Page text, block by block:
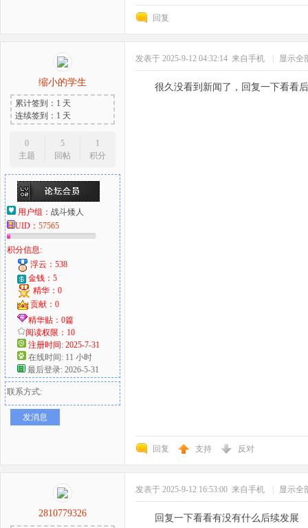
回复
缩小的学生
累计签到：1 天
连续签到：1 天
0
主题
5
回帖
1
积分
用户组： 战斗矮人
UID： 57565
积分信息:
浮云：538
金钱：5
精华：0
贡献：0
精华贴：0篇
阅读权限：10
注册时间: 2025-7-31
在线时间: 11 小时
最后登录: 2026-5-31
联系方式:
发消息
发表于 2025-9-12 04:32:14 来自手机 显示全
很久没看到新闻了，回复一下看看
回复 支持 反对
2810779326
发表于 2025-9-12 16:53:00 来自手机 显示全
回复一下看看有没有什么后续发展